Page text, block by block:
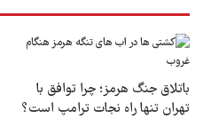
باتلاق جنگ هرمز؛ چرا توافق با
تهران تنها راه نجات ترامپ است؟